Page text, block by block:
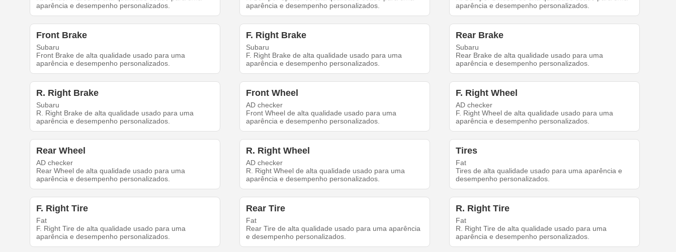
aparência e desempenho personalizados.
aparência e desempenho personalizados.
aparência e desempenho personalizados.
Front Brake
Subaru
Front Brake de alta qualidade usado para uma
aparência e desempenho personalizados.
F. Right Brake
Subaru
F. Right Brake de alta qualidade usado para uma
aparência e desempenho personalizados.
Rear Brake
Subaru
Rear Brake de alta qualidade usado para uma
aparência e desempenho personalizados.
R. Right Brake
Subaru
R. Right Brake de alta qualidade usado para uma
aparência e desempenho personalizados.
Front Wheel
AD checker
Front Wheel de alta qualidade usado para uma
aparência e desempenho personalizados.
F. Right Wheel
AD checker
F. Right Wheel de alta qualidade usado para uma
aparência e desempenho personalizados.
Rear Wheel
AD checker
Rear Wheel de alta qualidade usado para uma
aparência e desempenho personalizados.
R. Right Wheel
AD checker
R. Right Wheel de alta qualidade usado para uma
aparência e desempenho personalizados.
Tires
Fat
Tires de alta qualidade usado para uma aparência e
desempenho personalizados.
F. Right Tire
Fat
F. Right Tire de alta qualidade usado para uma
aparência e desempenho personalizados.
Rear Tire
Fat
Rear Tire de alta qualidade usado para uma aparência
e desempenho personalizados.
R. Right Tire
Fat
R. Right Tire de alta qualidade usado para uma
aparência e desempenho personalizados.